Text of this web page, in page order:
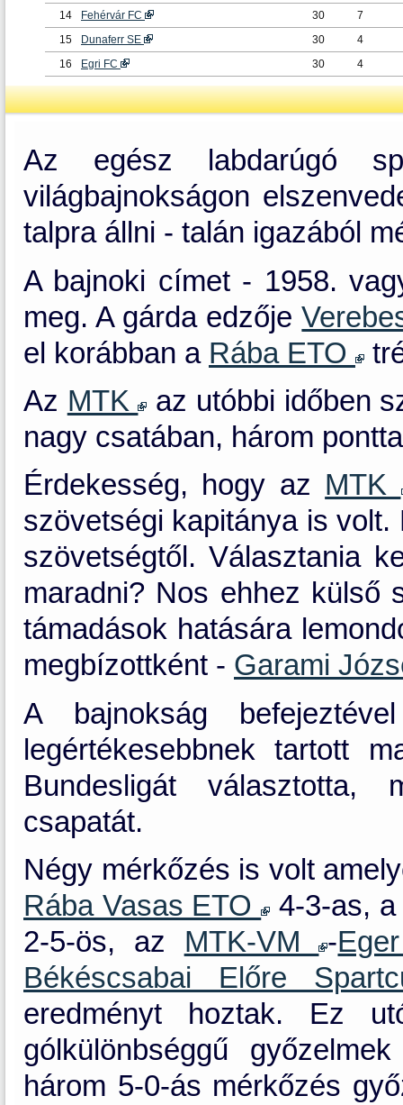
14
Fehérvár FC 30
7
15
Dunaferr SE 30
4
16
Egri FC 30 4
Az egész labdarúgó
világbajnokságon
talpra állni - talán igazából
A bajnoki címet - 1958.
meg. A gárda edzője
el korábban a Rába ETO
Az MTK az utóbbi időben
nagy csatában, három
Érdekesség, hogy az MTK
szövetségi kapitánya is
szövetségtől. Választania
maradni? Nos ehhez külső
támadások hatására
megbízottként - Garami
A bajnokság
legértékesebbnek tartott
Bundesligát választotta,
csapatát.
Négy mérkőzés is volt
Rába Vasas ETO 4-3-as,
2-5-ös, az MTK-VM -
Békéscsabai Előre
eredményt hoztak. Ez
gólkülönbséggű
három 5-0-ás mérkőzés